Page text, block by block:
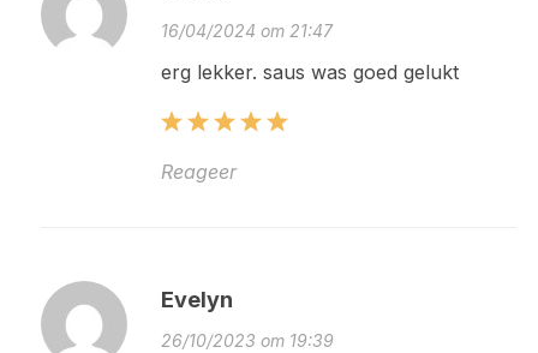
16/04/2024 om 21:47
erg lekker. saus was goed gelukt
Reageer
Evelyn
26/10/2023 om 19:39